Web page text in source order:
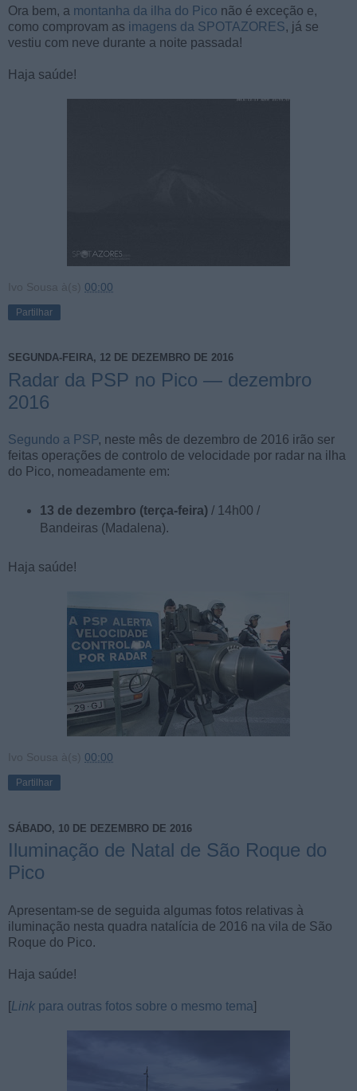
Ora bem, a montanha da ilha do Pico não é exceção e,
como comprovam as imagens da SPOTAZORES, já se
vestiu com neve durante a noite passada!
Haja saúde!
Ivo Sousa à(s) 00:00
Partilhar
SEGUNDA-FEIRA, 12 DE DEZEMBRO DE 2016
Radar da PSP no Pico — dezembro
2016
Segundo a PSP, neste mês de dezembro de 2016 irão ser
feitas operações de controlo de velocidade por radar na ilha
do Pico, nomeadamente em:
13 de dezembro (terça-feira)/ 14h00 /
Bandeiras (Madalena).
Haja saúde!
Ivo Sousa à(s) 00:00
Partilhar
SÁBADO, 10 DE DEZEMBRO DE 2016
Iluminação de Natal de São Roque do
Pico
Apresentam-se de seguida algumas fotos relativas à
iluminação nesta quadra natalícia de 2016 na vila de São
Roque do Pico.
Haja saúde!
[Link para outras fotos sobre o mesmo tema]